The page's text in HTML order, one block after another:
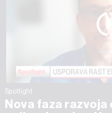
Spotlight
Nova faza razvoja